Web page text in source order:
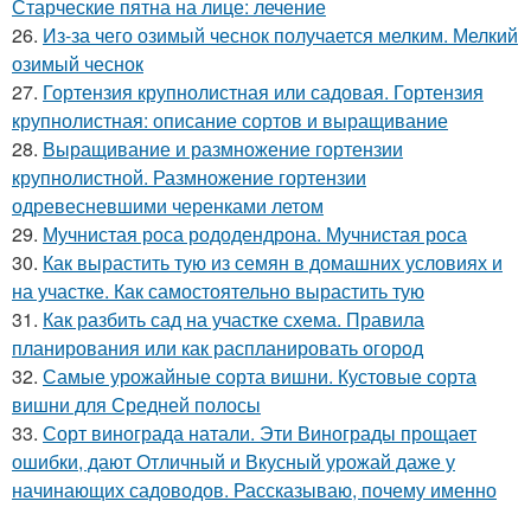
Старческие пятна на лице: лечение
26. Из-за чего озимый чеснок получается мелким. Мелкий
озимый чеснок
27. Гортензия крупнолистная или садовая. Гортензия
крупнолистная: описание сортов и выращивание
28. Выращивание и размножение гортензии
крупнолистной. Размножение гортензии
одревесневшими черенками летом
29. Мучнистая роса рододендрона. Мучнистая роса
30. Как вырастить тую из семян в домашних условиях и
на участке. Как самостоятельно вырастить тую
31. Как разбить сад на участке схема. Правила
планирования или как распланировать огород
32. Самые урожайные сорта вишни. Кустовые сорта
вишни для Средней полосы
33. Сорт винограда натали. Эти Винограды прощает
ошибки, дают Отличный и Вкусный урожай даже у
начинающих садоводов. Рассказываю, почему именно